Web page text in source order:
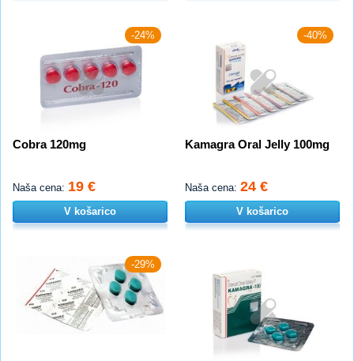
-24%
Cobra 120mg
Naša cena: 19 €
V košarico
-40%
Kamagra Oral Jelly 100mg
Naša cena: 24 €
V košarico
-29%